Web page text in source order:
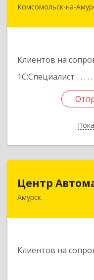
Комсомольск-на-
Клиентов на
1С:Специалист
681000,
Центр
Амурск
Клиентов на
682640,